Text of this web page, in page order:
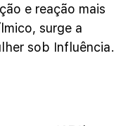
e reação mais
surge a
sob Influência.